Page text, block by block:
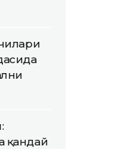
қандай